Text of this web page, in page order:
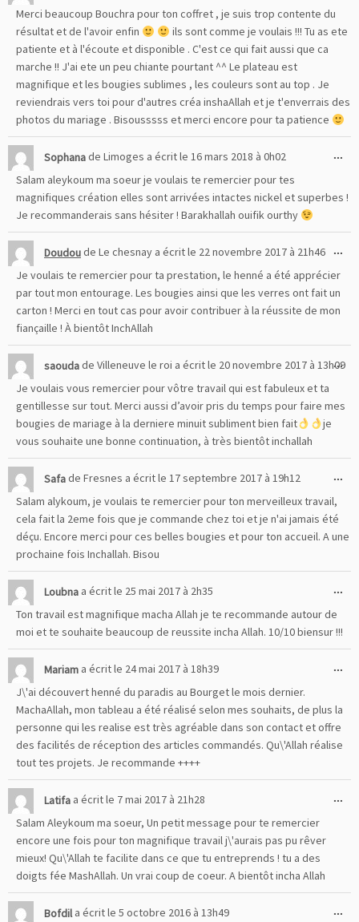
Merci beaucoup Bouchra pour ton coffret , je suis trop contente du
résultat et de l'avoir enfin
ils sont comme je voulais !!! Tu as ete
patiente et à l'écoute et disponible . C'est ce qui fait aussi que ca
marche !! J'ai ete un peu chiante pourtant ^^ Le plateau est
magnifique et les bougies sublimes , les couleurs sont au top . Je
reviendrais vers toi pour d'autres créa inshaAllah et je t'enverrais des
photos du mariage . Bisousssss et merci encore pour ta patience
Sophanade Limoges a écrit le 16 mars 2018 à 0h02
Salam aleykoum ma soeur je voulais te remercier pour tes
magnifiques création elles sont arrivées intactes nickel et superbes !
Je recommanderais sans hésiter ! Barakhallah ouifik ourthy
...
Doudoude Le chesnay a écrit le 22 novembre 2017 à 21h46
Je voulais te remercier pour ta prestation, le henné a été apprécier
par tout mon entourage. Les bougies ainsi que les verres ont fait un
carton ! Merci en tout cas pour avoir contribuer à la réussite de mon
fiançaille ! À bientôt InchAllah
...
saoudade Villeneuve le roi a écrit le 20 novembre 2017 à 13h09
Je voulais vous remercier pour vôtre travail qui est fabuleux et ta
gentillesse sur tout. Merci aussi d’avoir pris du temps pour faire mes
bougies de mariage à la derniere minuit subliment bien fait
je
vous souhaite une bonne continuation, à très bientôt inchallah
...
Safade Fresnes a écrit le 17 septembre 2017 à 19h12
Salam alykoum, je voulais te remercier pour ton merveilleux travail,
cela fait la 2eme fois que je commande chez toi et je n'ai jamais été
déçu. Encore merci pour ces belles bougies et pour ton accueil. A une
prochaine fois Inchallah. Bisou
...
Loubna a écrit le 25 mai 2017 à 2h35
Ton travail est magnifique macha Allah je te recommande autour de
moi et te souhaite beaucoup de reussite incha Allah. 10/10 biensur !!!
...
Mariam a écrit le 24 mai 2017 à 18h39
J\'ai découvert henné du paradis au Bourget le mois dernier.
MachaAllah, mon tableau a été réalisé selon mes souhaits, de plus la
personne qui les realise est très agréable dans son contact et offre
des facilités de réception des articles commandés. Qu\'Allah réalise
tout tes projets. Je recommande ++++
...
Latifa a écrit le 7 mai 2017 à 21h28
Salam Aleykoum ma soeur, Un petit message pour te remercier
encore une fois pour ton magnifique travail j\'aurais pas pu rêver
mieux! Qu\'Allah te facilite dans ce que tu entreprends ! tu a des
doigts fée MashAllah. Un vrai coup de coeur. A bientôt incha Allah
...
Bofdil a écrit le 5 octobre 2016 à 13h49 ...